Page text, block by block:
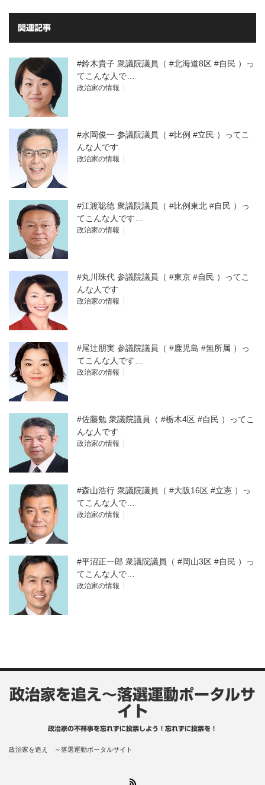
関連記事
#鈴木貴子 衆議院議員（ #北海道8区 #自民 ）っ
てこんな人で…
政治家の情報
#水岡俊一 参議院議員（ #比例 #立民 ）ってこ
んな人です
政治家の情報
#江渡聡徳 衆議院議員（ #比例東北 #自民 ）っ
てこんな人です…
政治家の情報
#丸川珠代 参議院議員（ #東京 #自民 ）ってこ
んな人です
政治家の情報
#尾辻朋実 参議院議員（ #鹿児島 #無所属 ）っ
てこんな人です…
政治家の情報
#佐藤勉 衆議院議員（ #栃木4区 #自民 ）ってこ
んな人です
政治家の情報
#森山浩行 衆議院議員（ #大阪16区 #立憲 ）っ
てこんな人で…
政治家の情報
#平沼正一郎 衆議院議員（ #岡山3区 #自民 ）っ
てこんな人で…
政治家の情報
政治家を追え～落選運動ポータルサ
イト
政治家の不祥事を忘れずに投票しよう！忘れずに投票を！
政治家を追え ～落選運動ポータルサイト